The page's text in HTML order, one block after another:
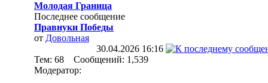
Молодая Граница
Последнее сообщение
Правнуки Победы
от Довольная
30.04.2026 16:16
Тем: 68 Сообщений: 1,539
Модератор: